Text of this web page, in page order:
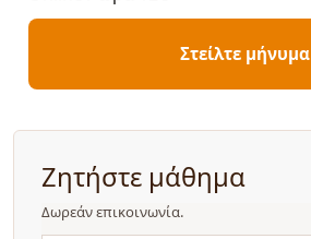
Στείλτε μήνυμα
Ζητήστε μάθημα
Δωρεάν επικοινωνία.